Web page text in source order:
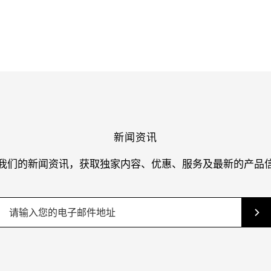
新闻资讯
们的新闻资讯，获取独家内容、优惠、服务及最新的产品